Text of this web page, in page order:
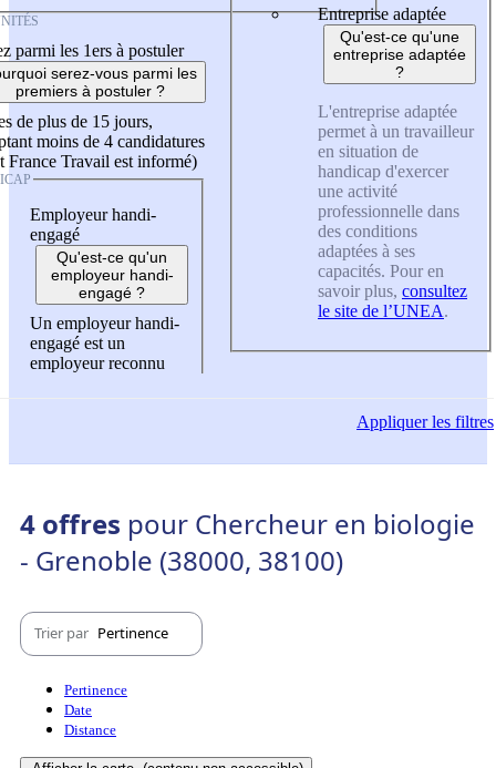
parmi les 1ers à postuler
serez-vous parmi les
premiers à postuler ?
de plus de 15 jours,
moins de 4 candidatures
France Travail est informé)
Employeur handi-
engagé
Qu'est-ce qu'un
employeur handi-
engagé ?
Un employeur handi-
engagé est un
employeur reconnu
Entreprise adaptée
Qu'est-ce qu'une
entreprise adaptée
?
L'entreprise adaptée
permet à un travailleur
en situation de
handicap d'exercer
une activité
professionnelle dans
des conditions
adaptées à ses
capacités. Pour en
savoir plus, consultez
le site de l’UNEA.
Appliquerles filtres
4 offres pour Chercheur en biologie
- Grenoble (38000, 38100)
Trier par Pertinence
Pertinence
Date
Distance